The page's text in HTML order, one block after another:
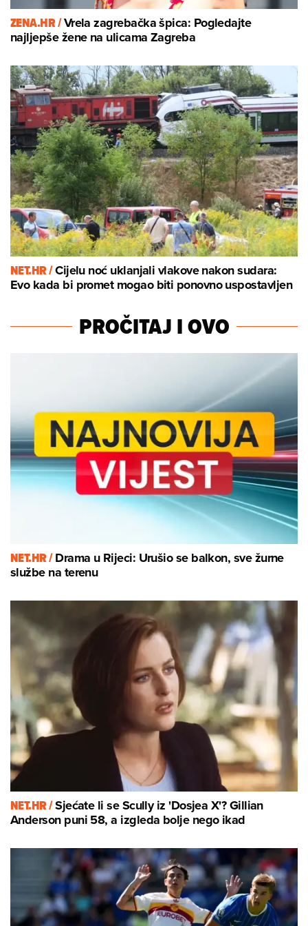
ZENA.HR /Vrela zagrebačka špica: Pogledajte
najljepše žene na ulicama Zagreba
NET.HR /Cijelu noć uklanjali vlakove nakon sudara:
Evo kada bi promet mogao biti ponovno uspostavljen
PROČITAJ I OVO
NET.HR /Drama u Rijeci: Urušio se balkon, sve žurne
službe na terenu
NET.HR /Sjećate li se Scully iz 'Dosjea X'? Gillian
Anderson puni 58, a izgleda bolje nego ikad